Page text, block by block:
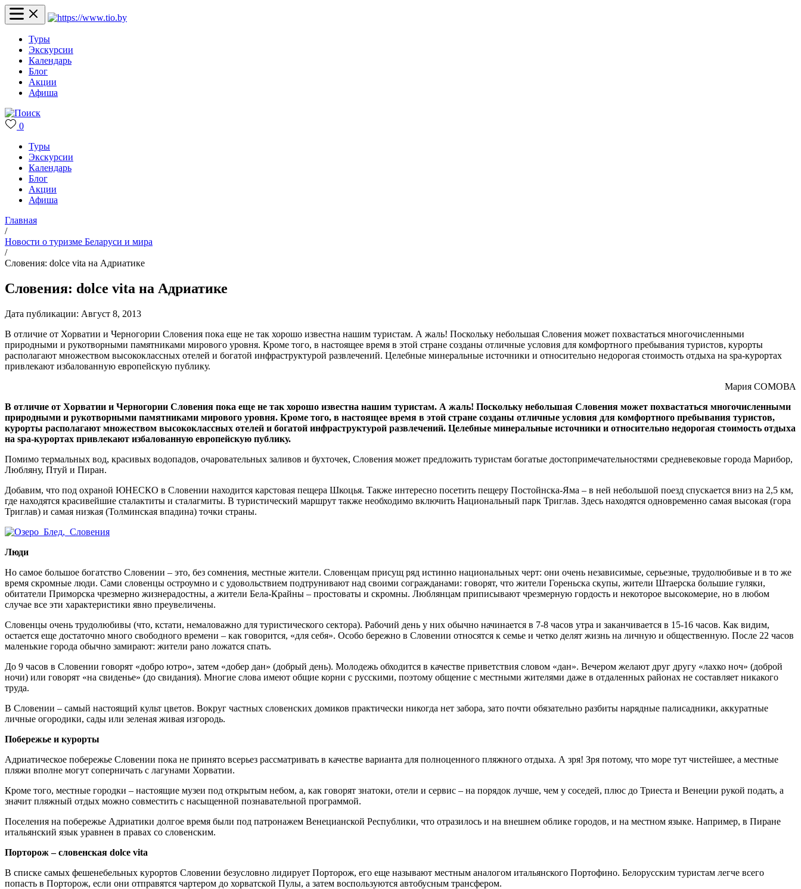
Туры
Экскурсии
Календарь
Блог
Акции
Афиша
0
Туры
Экскурсии
Календарь
Блог
Акции
Афиша
Главная
/
Новости о туризме Беларуси и мира
/
Словения: dolce vita на Адриатике
Словения: dolce vita на Адриатике
Дата публикации: Август 8, 2013
В отличие от Хорватии и Черногории Словения пока еще не так хорошо известна нашим туристам. А жаль! Поскольку небольшая Словения может похвастаться многочисленными
природными и рукотворными памятниками мирового уровня. Кроме того, в настоящее время в этой стране созданы отличные условия для комфортного пребывания туристов, курорты
располагают множеством высококлассных отелей и богатой инфраструктурой развлечений. Целебные минеральные источники и относительно недорогая стоимость отдыха на spa-курортах
привлекают избалованную европейскую публику.
Мария СОМОВА
В отличие от Хорватии и Черногории Словения пока еще не так хорошо известна нашим туристам. А жаль! Поскольку небольшая Словения может похвастаться многочисленными
природными и рукотворными памятниками мирового уровня. Кроме того, в настоящее время в этой стране созданы отличные условия для комфортного пребывания туристов,
курорты располагают множеством высококлассных отелей и богатой инфраструктурой развлечений. Целебные минеральные источники и относительно недорогая стоимость отдыха
на spa-курортах привлекают избалованную европейскую публику.
Помимо термальных вод, красивых водопадов, очаровательных заливов и бухточек, Словения может предложить туристам богатые достопримечательностями средневековые города Марибор,
Любляну, Птуй и Пиран.
Добавим, что под охраной ЮНЕСКО в Словении находится карстовая пещера Шкоцья. Также интересно посетить пещеру Постойнска-Яма – в ней небольшой поезд спускается вниз на 2,5 км,
где находятся красивейшие сталактиты и сталагмиты. В туристический маршрут также необходимо включить Национальный парк Триглав. Здесь находятся одновременно самая высокая (гора
Триглав) и самая низкая (Толминская впадина) точки страны.
Люди
Но самое большое богатство Словении – это, без сомнения, местные жители. Словенцам присущ ряд истинно национальных черт: они очень независимые, серьезные, трудолюбивые и в то же
время скромные люди. Сами словенцы остроумно и с удовольствием подтрунивают над своими согражданами: говорят, что жители Гореньска скупы, жители Штаерска большие гуляки,
обитатели Приморска чрезмерно жизнерадостны, а жители Бела-Крайны – простоваты и скромны. Люблянцам приписывают чрезмерную гордость и некоторое высокомерие, но в любом
случае все эти характеристики явно преувеличены.
Словенцы очень трудолюбивы (что, кстати, немаловажно для туристического сектора). Рабочий день у них обычно начинается в 7-8 часов утра и заканчивается в 15-16 часов. Как видим,
остается еще достаточно много свободного времени – как говорится, «для себя». Особо бережно в Словении относятся к семье и четко делят жизнь на личную и общественную. После 22 часов
маленькие города обычно замирают: жители рано ложатся спать.
До 9 часов в Словении говорят «добро ютро», затем «добер дан» (добрый день). Молодежь обходится в качестве приветствия словом «дан». Вечером желают друг другу «лахко ноч» (доброй
ночи) или говорят «на свиденье» (до свидания). Многие слова имеют общие корни с русскими, поэтому общение с местными жителями даже в отдаленных районах не составляет никакого
труда.
В Словении – самый настоящий культ цветов. Вокруг частных словенских домиков практически никогда нет забора, зато почти обязательно разбиты нарядные палисадники, аккуратные
личные огородики, сады или зеленая живая изгородь.
Побережье и курорты
Адриатическое побережье Словении пока не принято всерьез рассматривать в качестве варианта для полноценного пляжного отдыха. А зря! Зря потому, что море тут чистейшее, а местные
пляжи вполне могут соперничать с лагунами Хорватии.
Кроме того, местные городки – настоящие музеи под открытым небом, а, как говорят знатоки, отели и сервис – на порядок лучше, чем у соседей, плюс до Триеста и Венеции рукой подать, а
значит пляжный отдых можно совместить с насыщенной познавательной программой.
Поселения на побережье Адриатики долгое время были под патронажем Венецианской Республики, что отразилось и на внешнем облике городов, и на местном языке. Например, в Пиране
итальянский язык уравнен в правах со словенским.
Порторож – словенская dolce vita
В списке самых фешенебельных курортов Словении безусловно лидирует Порторож, его еще называют местным аналогом итальянского Портофино. Белорусским туристам легче всего
попасть в Порторож, если они отправятся чартером до хорватской Пулы, а затем воспользуются автобусным трансфером.